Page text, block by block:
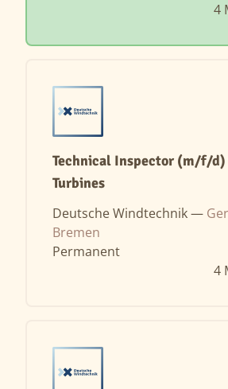
4
Technical Inspector (m/f/
Turbines
Deutsche Windtechnik —
Bremen
Permanent
4